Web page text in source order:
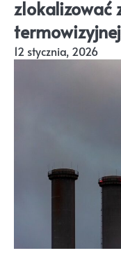
zlokalizować
12 stycznia, 2026